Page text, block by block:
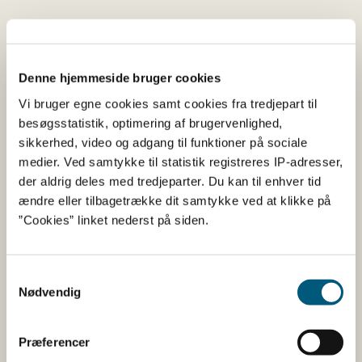
Denne hjemmeside bruger cookies
Vi bruger egne cookies samt cookies fra tredjepart til
besøgsstatistik, optimering af brugervenlighed,
sikkerhed, video og adgang til funktioner på sociale
medier. Ved samtykke til statistik registreres IP-adresser,
der aldrig deles med tredjeparter. Du kan til enhver tid
ændre eller tilbagetrække dit samtykke ved at klikke på
”Cookies” linket nederst på siden.
Nødvendig
Præferencer
Vest
9
Blåmusling
(M. edulis)
14
(M. edulis)
M. edulis)